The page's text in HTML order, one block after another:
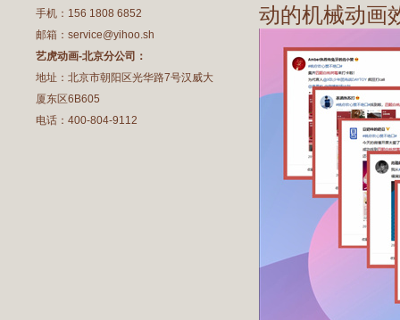
手机：156 1808 6852
邮箱：service@yihoo.sh
艺虎动画-北京分公司：
地址：北京市朝阳区光华路7号汉威大
厦东区6B605
电话：400-804-9112
动的机械动画